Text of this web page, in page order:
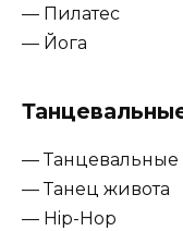
— Пилатес
— Йога
— Танцевальные
— Танец живота
— Hip-Hop